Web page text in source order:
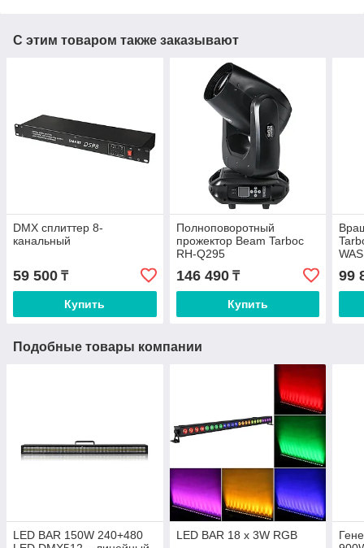
С этим товаром также заказывают
DMX сплиттер 8-
канальный
59 500 ₸
Купить
Полноповоротный
прожектор Beam Tarboc
RH-Q295
146 490₸
Купить
99
Подобные товары компании
LED BAR 150W 240+480
LED BAR 18 x 3W RGB